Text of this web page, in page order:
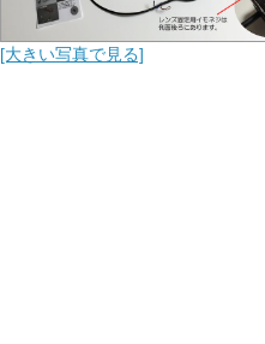
[大きい写真で見る]